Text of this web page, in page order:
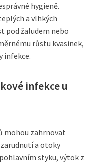
hygieně.
a vlhkých
pod žaludem nebo
růstu kvasinek,
infekce.
infekce u
mohou zahrnovat
a otoky
styku, výtok z